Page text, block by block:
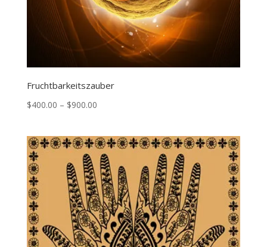
Fruchtbarkeitszauber
$400.00 – $900.00Price
through
$900.00